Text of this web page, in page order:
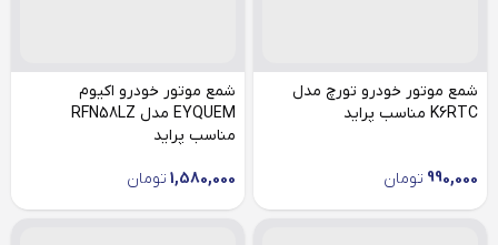
شمع موتور خودرو تورچ مدل
K6RTC مناسب پراید
990,000 تومان
شمع موتور خودرو اکیوم
EYQUEM مدل RFN58LZ
مناسب پراید
1,580,000 تومان